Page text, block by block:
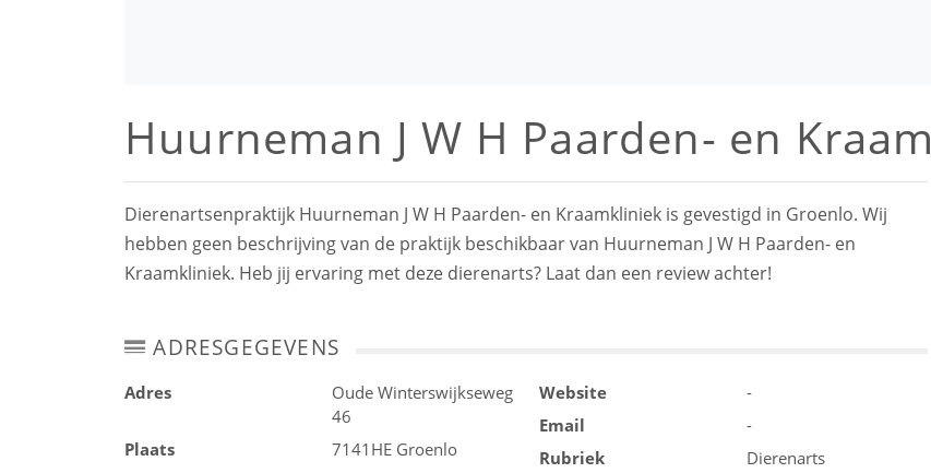
Huurneman J W H Paarden- en
Dierenartsenpraktijk Huurneman J W H Paarden- en Kraamkliniek is gevestigd in Groenlo. Wij
hebben geen beschrijving van de praktijk beschikbaar van Huurneman J W H Paarden- en
Kraamkliniek. Heb jij ervaring met deze dierenarts? Laat dan een review achter!
ADRESGEGEVENS
Adres
Oude Winterswijkseweg
46
Plaats
7141HE Groenlo
Website
-
Email
-
Rubriek
Dierenarts